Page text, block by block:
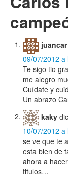
juancar
09/07/2012 a
Te sigo tio
me alegro
Cuídate y
Un abrazo
kaky
10/07/2012 a
se ve que te
esta bien de
ahora a
titulos…